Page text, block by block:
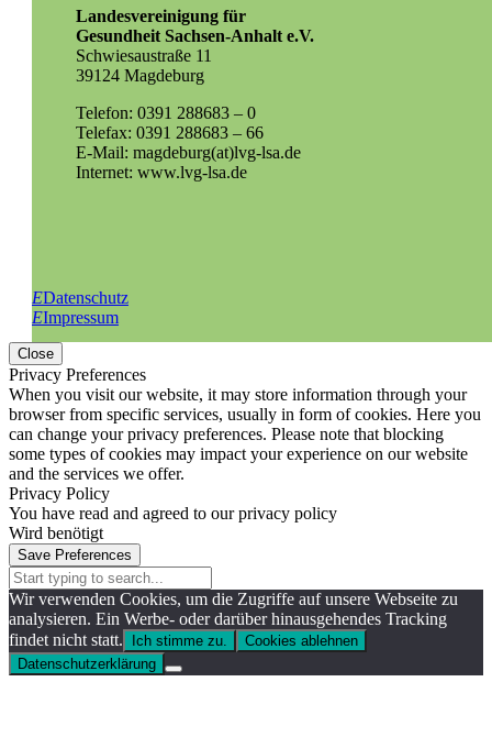
Landesvereinigung für
Gesundheit Sachsen-Anhalt e.V.
Schwiesaustraße 11
39124 Magdeburg
Telefon: 0391 288683 – 0
Telefax: 0391 288683 – 66
E-Mail: magdeburg(at)lvg-lsa.de
Internet: www.lvg-lsa.de
EDatenschutz
EImpressum
Close
Privacy Preferences
When you visit our website, it may store information through your
browser from specific services, usually in form of cookies. Here you
can change your privacy preferences. Please note that blocking
some types of cookies may impact your experience on our website
and the services we offer.
Privacy Policy
You have read and agreed to our privacy policy
Wird benötigt
Save Preferences
Wir verwenden Cookies, um die Zugriffe auf unsere Webseite zu
analysieren. Ein Werbe- oder darüber hinausgehendes Tracking
findet nicht statt.
Ich stimme zu.
Cookies ablehnen
Datenschutzerklärung